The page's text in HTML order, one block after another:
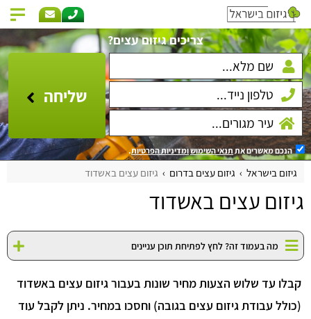
צריכים גיזום עצים?
שליחה
הנכם מאשרים את תנאי השימושומדיניות הפרטיות.
גיזום בישראל גיזום עצים בדרום גיזום עצים באשדוד
גיזום עצים באשדוד
מה בעמוד זה? לחץ לפתיחת תוכן עניינים
קבלו עד שלוש הצעות מחיר שונות בעבור גיזום עצים באשדוד
(כולל עבודת גיזום עצים בגובה) וחסכו במחיר. ניתן לקבל עוד